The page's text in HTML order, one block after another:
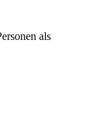
als